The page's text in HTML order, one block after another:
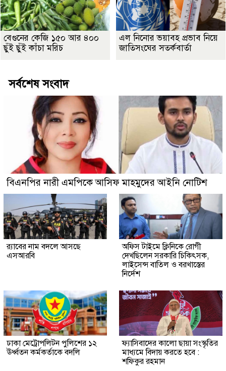
বেগুনের কেজি ১৫০ আর ৪০০
ছুঁই ছুঁই কাঁচা মরিচ
এল নিনোর ভয়াবহ প্রভাব নিয়ে
জাতিসংঘের সতর্কবার্তা
সর্বশেষ সংবাদ
বিএনপির নারী এমপিকে আসিফ মাহমুদের আইনি নোটিশ
র‍্যাবের নাম বদলে আসছে
এসআরবি
অফিস টাইমে ক্লিনিকে রোগী
দেখছিলেন সরকারি চিকিৎসক,
লাইসেন্স বাতিল ও বরখাস্তের
নির্দেশ
ঢাকা মেট্রোপলিটন পুলিশের ১২
ঊর্ধ্বতন কর্মকর্তাকে বদলি
ফ্যাসিবাদের কালো ছায়া সংস্কৃতির
মাধ্যমে বিদায় করতে হবে :
শফিকুর রহমান